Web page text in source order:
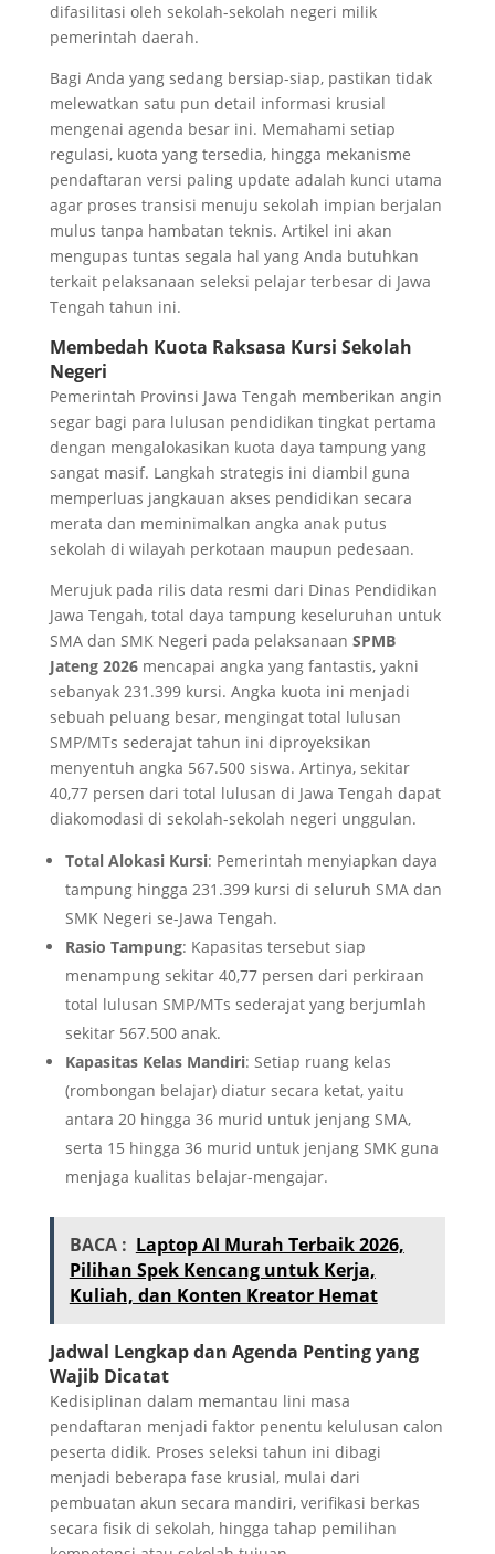
difasilitasi oleh sekolah-sekolah negeri milik
pemerintah daerah.
Bagi Anda yang sedang bersiap-siap, pastikan tidak
melewatkan satu pun detail informasi krusial
mengenai agenda besar ini. Memahami setiap
regulasi, kuota yang tersedia, hingga mekanisme
pendaftaran versi paling update adalah kunci utama
agar proses transisi menuju sekolah impian berjalan
mulus tanpa hambatan teknis. Artikel ini akan
mengupas tuntas segala hal yang Anda butuhkan
terkait pelaksanaan seleksi pelajar terbesar di Jawa
Tengah tahun ini.
Membedah Kuota Raksasa Kursi Sekolah
Negeri
Pemerintah Provinsi Jawa Tengah memberikan angin
segar bagi para lulusan pendidikan tingkat pertama
dengan mengalokasikan kuota daya tampung yang
sangat masif. Langkah strategis ini diambil guna
memperluas jangkauan akses pendidikan secara
merata dan meminimalkan angka anak putus
sekolah di wilayah perkotaan maupun pedesaan.
Merujuk pada rilis data resmi dari Dinas Pendidikan
Jawa Tengah, total daya tampung keseluruhan untuk
SMA dan SMK Negeri pada pelaksanaan SPMB
Jateng 2026mencapai angka yang fantastis, yakni
sebanyak 231.399 kursi. Angka kuota ini menjadi
sebuah peluang besar, mengingat total lulusan
SMP/MTs sederajat tahun ini diproyeksikan
menyentuh angka 567.500 siswa. Artinya, sekitar
40,77 persen dari total lulusan di Jawa Tengah dapat
diakomodasi di sekolah-sekolah negeri unggulan.
Total Alokasi Kursi: Pemerintah menyiapkan daya
tampung hingga 231.399 kursi di seluruh SMA dan
SMK Negeri se-Jawa Tengah.
Rasio Tampung: Kapasitas tersebut siap
menampung sekitar 40,77 persen dari perkiraan
total lulusan SMP/MTs sederajat yang berjumlah
sekitar 567.500 anak.
Kapasitas Kelas Mandiri: Setiap ruang kelas
(rombongan belajar) diatur secara ketat, yaitu
antara 20 hingga 36 murid untuk jenjang SMA,
serta 15 hingga 36 murid untuk jenjang SMK guna
menjaga kualitas belajar-mengajar.
BACA : Laptop AI Murah Terbaik 2026,
Pilihan Spek Kencang untuk Kerja,
Kuliah, dan Konten Kreator Hemat
Jadwal Lengkap dan Agenda Penting yang
Wajib Dicatat
Kedisiplinan dalam memantau lini masa
pendaftaran menjadi faktor penentu kelulusan calon
peserta didik. Proses seleksi tahun ini dibagi
menjadi beberapa fase krusial, mulai dari
pembuatan akun secara mandiri, verifikasi berkas
secara fisik di sekolah, hingga tahap pemilihan